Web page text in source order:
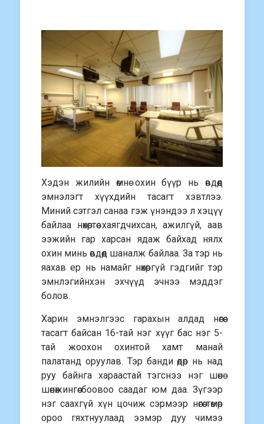
Хэдэн жилийн өмнө охин бүүр нь өвдөөд
эмнэлэгт хүүхдийн тасагт хэвтлээ.
Миний сэтгэл санаа гэж үнэндээ л хэцүү
байлаа нөхөртөө хаягдчихсан, ажилгүй, аав
ээжийн гар харсан ядаж байхад нялх
охин минь өвдөөд шаналж байлаа. За тэр нь
яахав ер нь намайг нөхөргүй гэдгийг тэр
эмнлэгийнхэн эхчүүд эчнээ мэддэг
болов.
Харин эмнэлгээс гарахын алдад нөгөө
тасагт байсан 16-тай нэг хүүг бас нэг 5-
тай жоохон охинтой хамт манай
палатанд оруулав. Тэр банди өдөр нь над
руу байнга хараастай тэгснээ нэг шөнө
шөнөжингөө боовоо саадаг юм даа. Зүгээр
нэг саахгүй хүн цочиж сэрмээр нөгөө төмөр
ороо гяхтнуулаад ээмэр дуу чимээ